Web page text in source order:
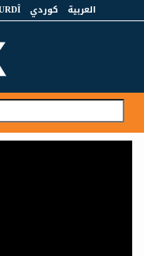
العربية كوردي